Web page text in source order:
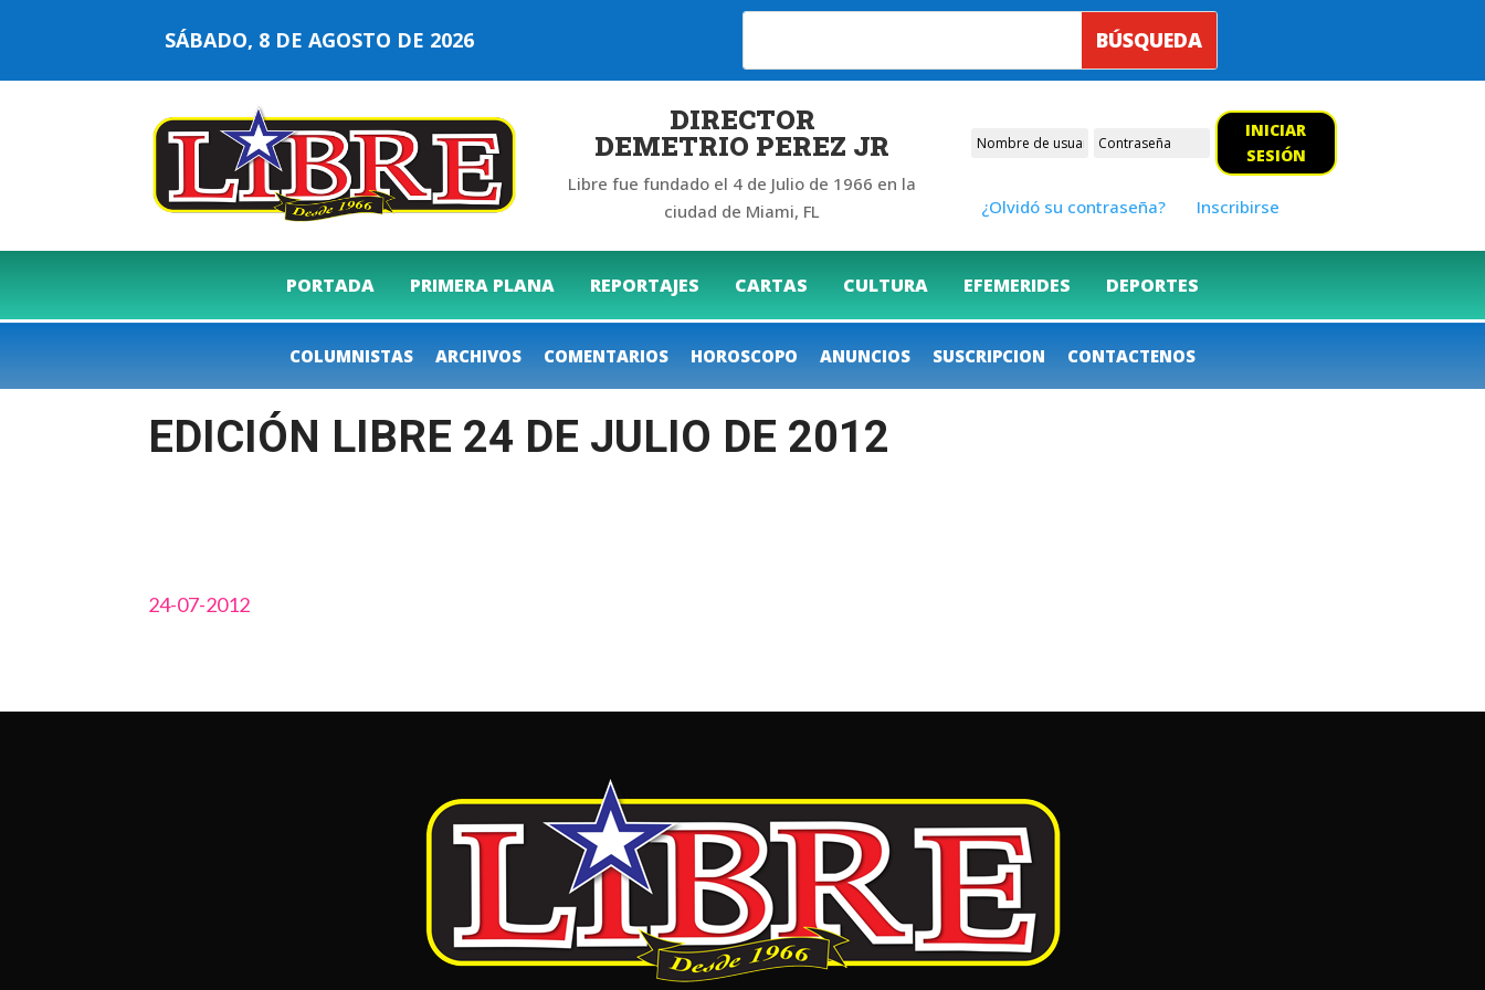
SÁBADO, 8 DE AGOSTO DE 2026
DIRECTOR
DEMETRIO PEREZ JR
Libre fue fundado el 4 de Julio de 1966 en la
ciudad de Miami, FL
INICIAR
SESIÓN
¿Olvidó su contraseña? Inscribirse
PORTADA PRIMERA PLANA REPORTAJES CARTAS CULTURA EFEMERIDES DEPORTES
COLUMNISTAS ARCHIVOS COMENTARIOS HOROSCOPO ANUNCIOS SUSCRIPCION CONTACTENOS
EDICIÓN LIBRE 24 DE JULIO DE 2012
24-07-2012